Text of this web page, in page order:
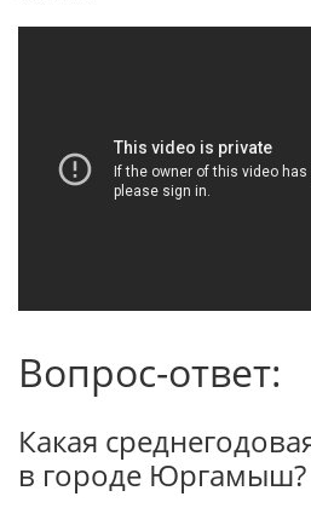
Вопрос-ответ:
Какая
в городе Юргамыш?